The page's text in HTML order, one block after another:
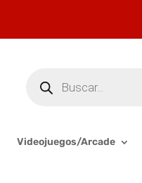
productos
Videojuegos/Arcade